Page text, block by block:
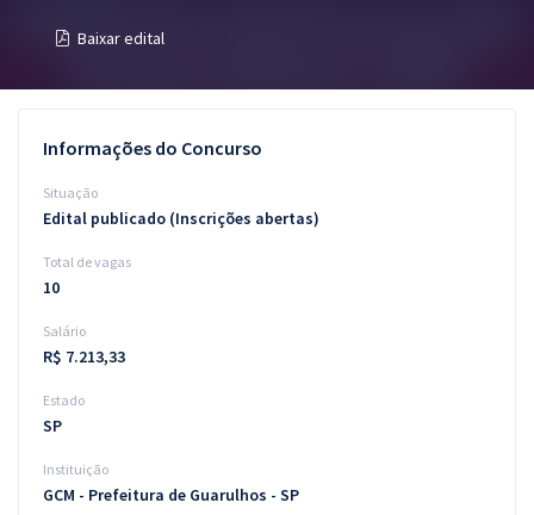
Questões grátis
Conteúdo gratuito
Aprovados
Atendimento
Baixar edital
Informações do Concurso
Situação
Edital publicado (Inscrições abertas)
Total de vagas
10
Salário
R$ 7.213,33
Estado
SP
Instituição
GCM - Prefeitura de Guarulhos - SP